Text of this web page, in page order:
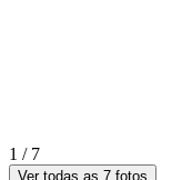
1 / 7
Ver todas as 7 fotos